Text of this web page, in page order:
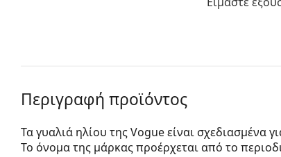
Περιγραφή προϊόντος
Τα γυαλιά ηλίου της Vogue είναι σχεδιασμένα
Το όνομα της μάρκας προέρχεται από το